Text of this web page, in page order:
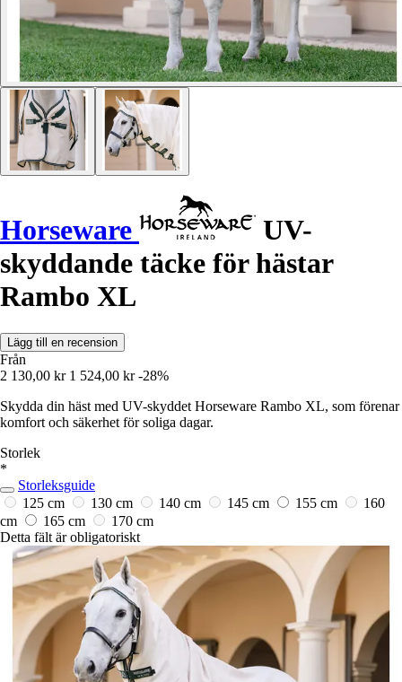
Horseware
UV-
skyddande täcke för hästar
Rambo XL
Lägg till en recension
Från
2 130,00 kr 1 524,00 kr -28%
Skydda din häst med UV-skyddet Horseware Rambo XL, som förenar
komfort och säkerhet för soliga dagar.
Storlek
*
Storleksguide
125 cm
130 cm 140 cm 145 cm 155 cm
160
cm
165 cm
170 cm
Detta fält är obligatoriskt